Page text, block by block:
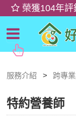
服務介紹 跨專
特約營養師